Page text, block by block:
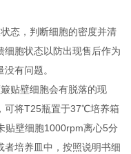
态，判断细胞的密度并清
胞状态以防出现售后作为
有问题。
贴壁细胞会有脱落的现
可将T25瓶置于37℃培养箱
贴壁细胞1000rpm离心5分
者培养皿中，按照说明书细